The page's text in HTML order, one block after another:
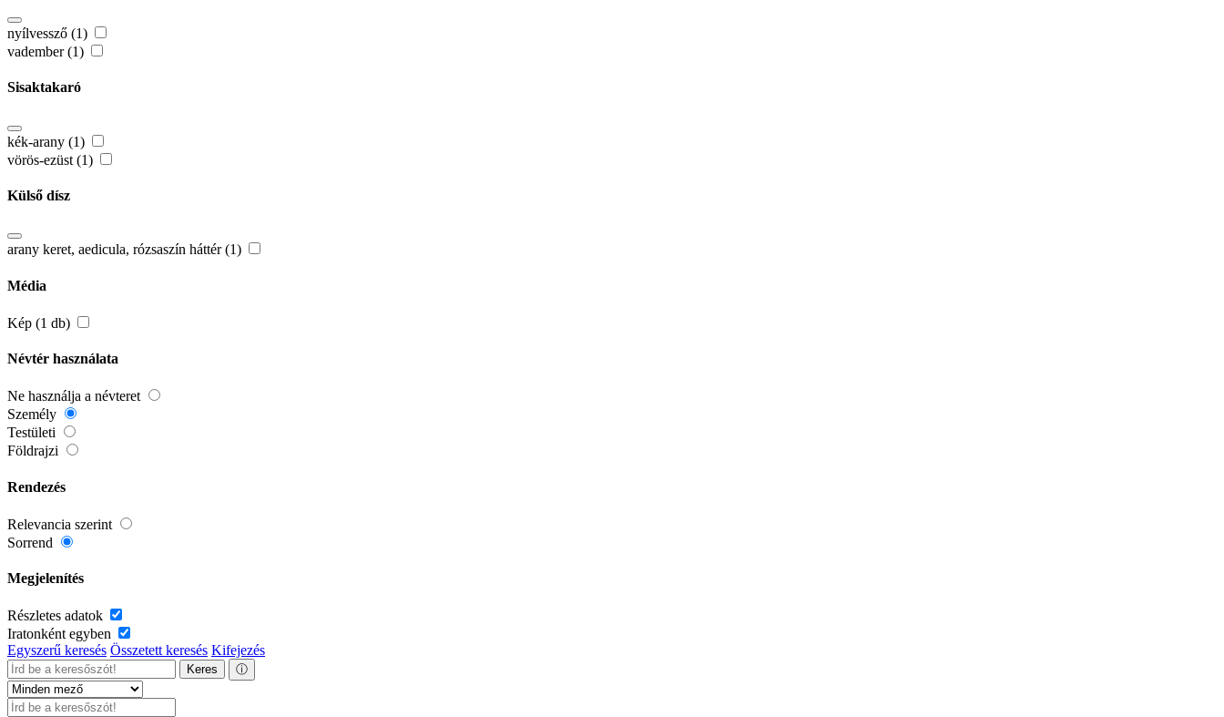
nyílvessző (1)
vadember (1)
Sisaktakaró
kék-arany (1)
vörös-ezüst (1)
Külső dísz
arany keret, aedicula, rózsaszín háttér (1)
Média
Kép (1 db)
Névtér használata
Ne használja a névteret
Személy
Testületi
Földrajzi
Rendezés
Relevancia szerint
Sorrend
Megjelenítés
Részletes adatok
Iratonként egyben
Egyszerű keresés Összetett keresés Kifejezés
Keres ⓘ